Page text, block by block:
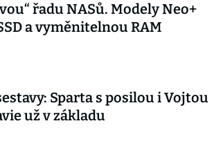
řadu NASů. Modely Neo+
a vyměnitelnou RAM
Sparta s posilou i Vojtou
už v základu